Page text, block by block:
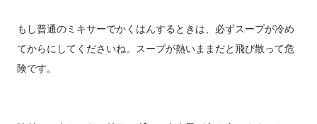
もし普通のミキサーでかくはんするときは、必ずスープが冷め
てからにしてくださいね。スープが熱いままだと飛び散って危
険です。